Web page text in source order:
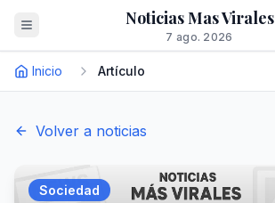
Noticias Mas Virales
7 ago. 2026
Inicio Artículo
Volver a noticias
Sociedad